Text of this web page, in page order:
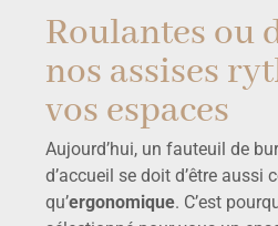
Roulantes ou
nos assises
vos espaces
Aujourd’hui, un fauteuil de
d’accueil se doit d’être aussi
qu’ergonomique. C’est